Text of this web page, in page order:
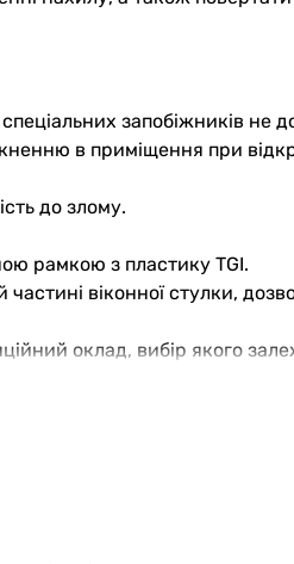
запобіжників не
в приміщення при
до злому.
рамкою з пластику TGI.
віконної стулки,
оклад, вибір якого